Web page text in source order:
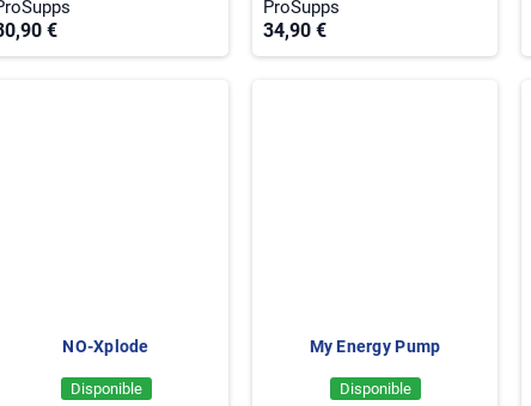
€
ProSupps
34,90 €
NO-Xplode
Disponible
My Energy Pump
Disponible